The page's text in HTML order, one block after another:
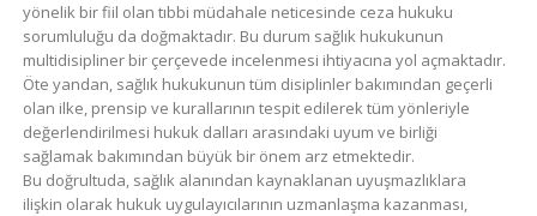
yönelik bir fiil olan tıbbi müdahale neticesinde ceza hukuku
sorumluluğu da doğmaktadır. Bu durum sağlık hukukunun
multidisipliner bir çerçevede incelenmesi ihtiyacına yol açmaktadır.
Öte yandan, sağlık hukukunun tüm disiplinler bakımından geçerli
olan ilke, prensip ve kurallarının tespit edilerek tüm yönleriyle
değerlendirilmesi hukuk dalları arasındaki uyum ve birliği
sağlamak bakımından büyük bir önem arz etmektedir.
Bu doğrultuda, sağlık alanından kaynaklanan uyuşmazlıklara
ilişkin olarak hukuk uygulayıcılarının uzmanlaşma kazanması,